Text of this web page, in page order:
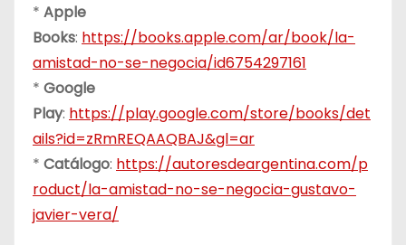
* Apple
Books: https://books.apple.com/ar/book/la-
amistad-no-se-negocia/id6754297161
* Google
Play: https://play.google.com/store/books/det
ails?id=zRmREQAAQBAJ&gl=ar
* Catálogo: https://autoresdeargentina.com/p
roduct/la-amistad-no-se-negocia-gustavo-
javier-vera/